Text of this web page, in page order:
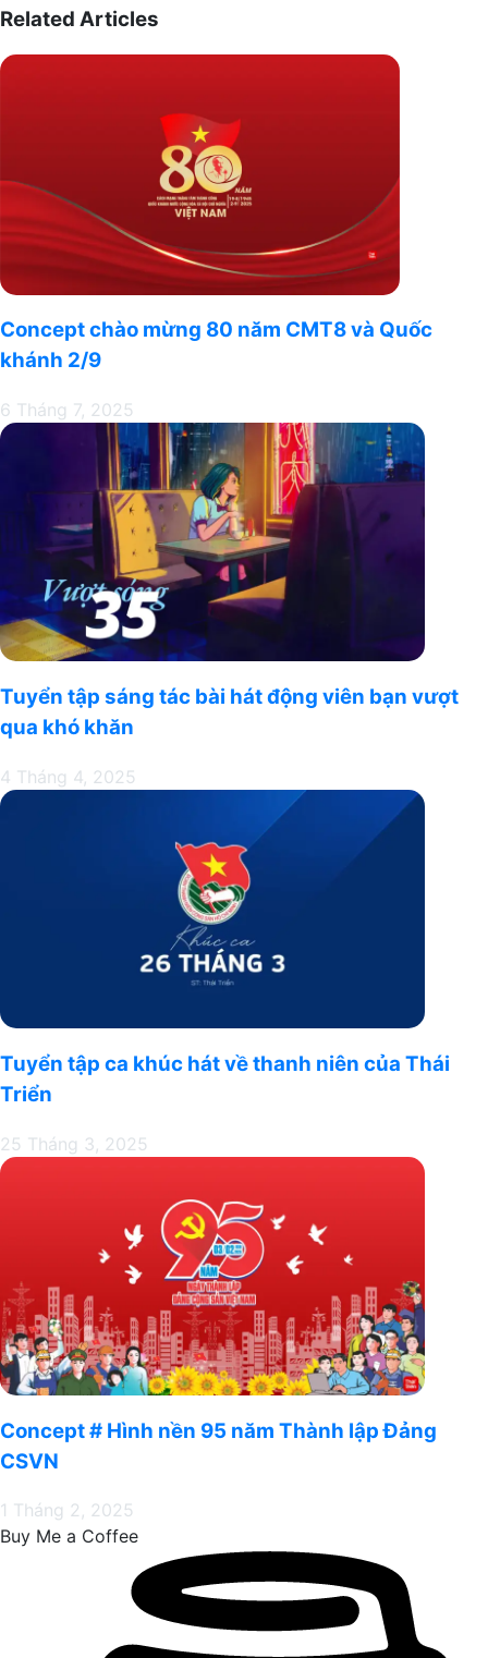
Hội
Việt
Nam
Veni
Related Articles
Concept chào mừng 80 năm CMT8 và Quốc
khánh 2/9
6 Tháng 7, 2025
Tuyển tập sáng tác bài hát động viên bạn vượt
qua khó khăn
4 Tháng 4, 2025
Tuyển tập ca khúc hát về thanh niên của Thái
Triển
25 Tháng 3, 2025
Concept # Hình nền 95 năm Thành lập Đảng
CSVN
1 Tháng 2, 2025
Buy Me a Coffee